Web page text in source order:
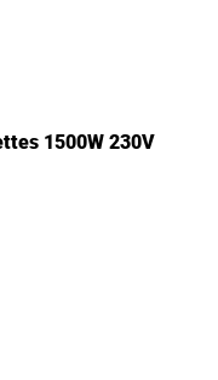
1500W 230V